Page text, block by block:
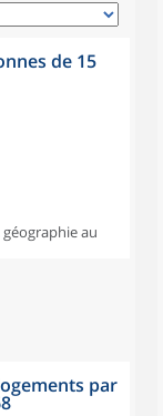
de 15
au
par